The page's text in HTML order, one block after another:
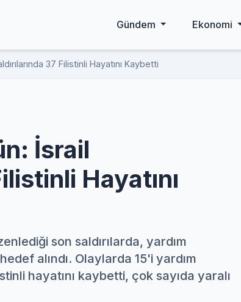
Gündem Ekonomi
37 Filistinli Hayatını Kaybetti
İsrail
Hayatını
son saldırılarda, yardım
alındı. Olaylarda 15'i yardım
hayatını kaybetti, çok sayıda yaralı